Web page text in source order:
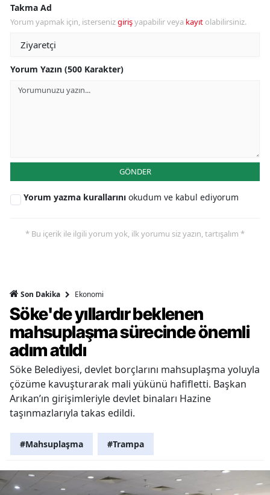
Takma Ad
Yorum yapmak için, istersenizgirişyapabilir veya kayıt olabilirsiniz.
Yorum Yazın (500 Karakter)
GÖNDER
Yorum yazma kurallarını okudum ve kabul ediyorum
* Bu içerik ile ilgili yorum yok, ilk yorumu siz yazın, tartışalım *
Son Dakika Ekonomi
Söke'de yıllardır beklenen
mahsuplaşma sürecinde önemli
adım atıldı
Söke Belediyesi, devlet borçlarını mahsuplaşma yoluyla
çözüme kavuşturarak mali yükünü hafifletti. Başkan
Arıkan’ın girişimleriyle devlet binaları Hazine
taşınmazlarıyla takas edildi.
#Mahsuplaşma #Trampa